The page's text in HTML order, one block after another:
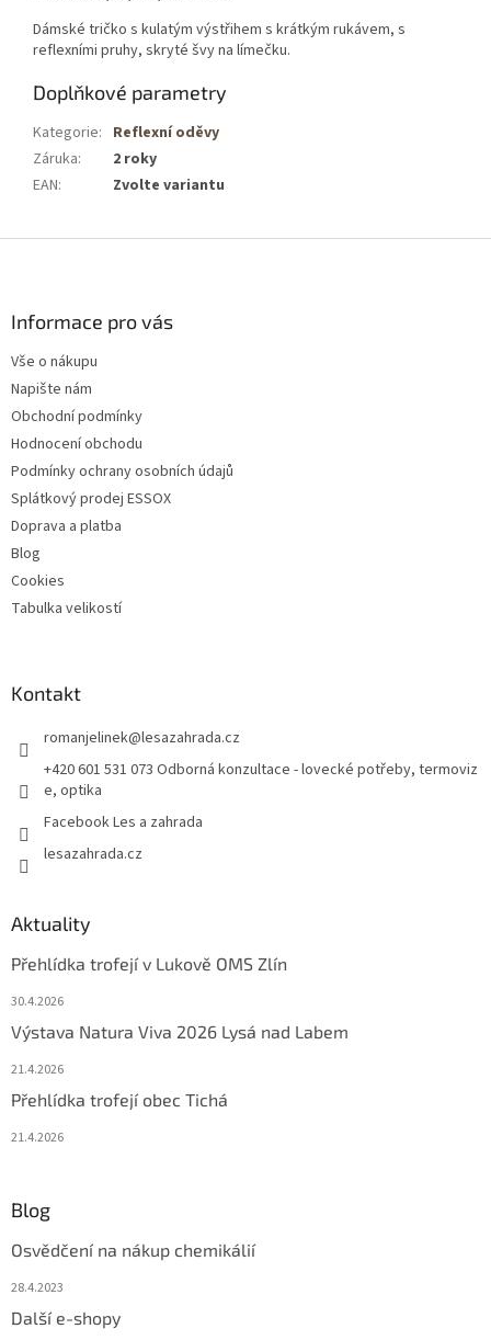
Dámské tričko s kulatým výstřihem s krátkým rukávem, s
reflexními pruhy, skryté švy na límečku.
Doplňkové parametry
Kategorie: Reflexní oděvy
Záruka:
2 roky
EAN: Zvolte variantu
Informace pro vás
Vše o nákupu
Napište nám
Obchodní podmínky
Hodnocení obchodu
Podmínky ochrany osobních údajů
Splátkový prodej ESSOX
Doprava a platba
Blog
Cookies
Tabulka velikostí
Kontakt
romanjelinek@lesazahrada.cz
+420 601 531 073 Odborná konzultace - lovecké potřeby, termoviz
e, optika
Facebook Les a zahrada
lesazahrada.cz
Aktuality
Přehlídka trofejí v Lukově OMS Zlín
30.4.2026
Výstava Natura Viva 2026 Lysá nad Labem
21.4.2026
Přehlídka trofejí obec Tichá
21.4.2026
Blog
Osvědčení na nákup chemikálií
28.4.2023
Další e-shopy